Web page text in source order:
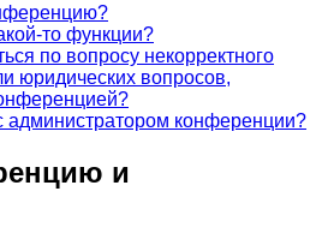
то функции?
по вопросу некорректного
юридических вопросов,
администратором конференции?
и